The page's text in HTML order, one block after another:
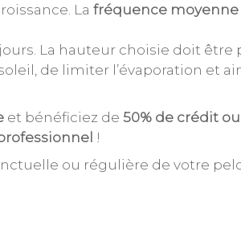
La fréquence moyenne
La hauteur choisie doit être
de limiter l’évaporation et
et bénéficiez de 50% de crédit
!
ou régulière de votre